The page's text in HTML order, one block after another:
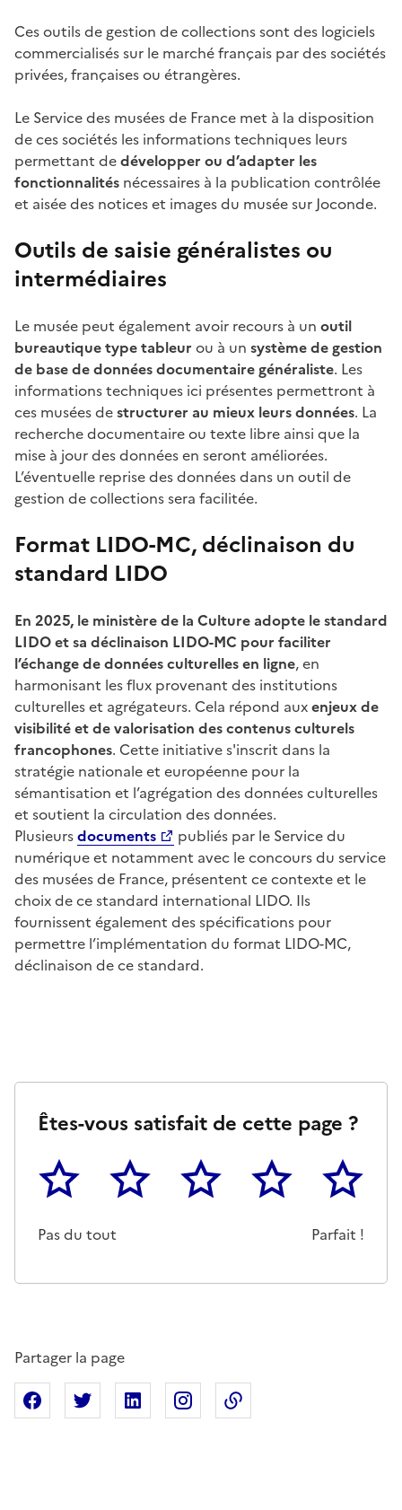
Ces outils de gestion de collections sont des logiciels
commercialisés sur le marché français par des sociétés
privées, françaises ou étrangères.
Le Service des musées de France met à la disposition
de ces sociétés les informations techniques leurs
permettant dedévelopper ou d’adapter les
fonctionnalités nécessaires à la publication contrôlée
et aisée des notices et images du musée sur Joconde.
Outils de saisie généralistes ou
intermédiaires
Le musée peut également avoir recours à un outil
bureautique type tableur ou à un système de gestion
de base de données documentaire généraliste. Les
informations techniques ici présentes permettront à
ces musées destructurer au mieux leurs données. La
recherche documentaire ou texte libre ainsi que la
mise à jour des données en seront améliorées.
L’éventuelle reprise des données dans un outil de
gestion de collections sera facilitée.
Format LIDO-MC, déclinaison du
standard LIDO
En 2025, le ministère de la Culture adopte le standard
LIDO et sa déclinaison LIDO-MC pour faciliter
l’échange de données culturelles en ligne, en
harmonisant les flux provenant des institutions
culturelles et agrégateurs. Cela répond auxenjeux de
visibilité et de valorisation des contenus culturels
francophones. Cette initiative s'inscrit dans la
stratégie nationale et européenne pour la
sémantisation et l’agrégation des données culturelles
et soutient la circulation des données.
Plusieursdocuments
publiés par le Service du
numérique et notamment avec le concours du service
des musées de France, présentent ce contexte et le
choix de ce standard international LIDO. Ils
fournissent également des spécifications pour
permettre l’implémentation du format LIDO-MC,
déclinaison de ce standard.
Êtes-vous satisfait de cette page ?
1
Pas du tout
2 3 4 5
Parfait !
Partager la page
Partager sur Facebook
Partager sur XPartager sur Linkedin
Partager sur Instagram